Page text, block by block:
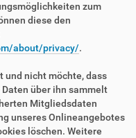
zum
diese den
about/privacy/.
und nicht möchte, dass
über ihn sammelt
Mitgliedsdaten
unseres Onlineangebotes
löschen. Weitere